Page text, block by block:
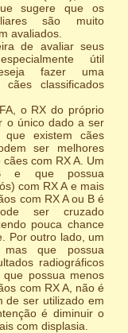
sugere que os
são muito
avaliados.
avaliar seus
útil
fazer uma
cães classificados
o RX do próprio
o único dado a ser
que existem cães
ser melhores
com RX A. Um
e que possua
com RX A e mais
com RX A ou B é
ser cruzado
pouca chance
Por outro lado, um
que possua
radiográficos
possua menos
com RX A, não é
de ser utilizado em
é diminuir o
com displasia.